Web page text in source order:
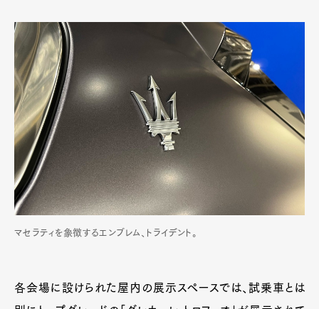
マセラティを象徴するエンブレム、トライデント。
各会場に設けられた屋内の展示スペースでは、試乗車とは